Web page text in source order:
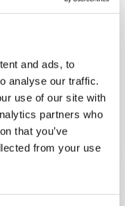
and ads, to
analyse our traffic.
use of our site with
partners who
that you’ve
from your use
réduit largement
et le lavage à
coût total de